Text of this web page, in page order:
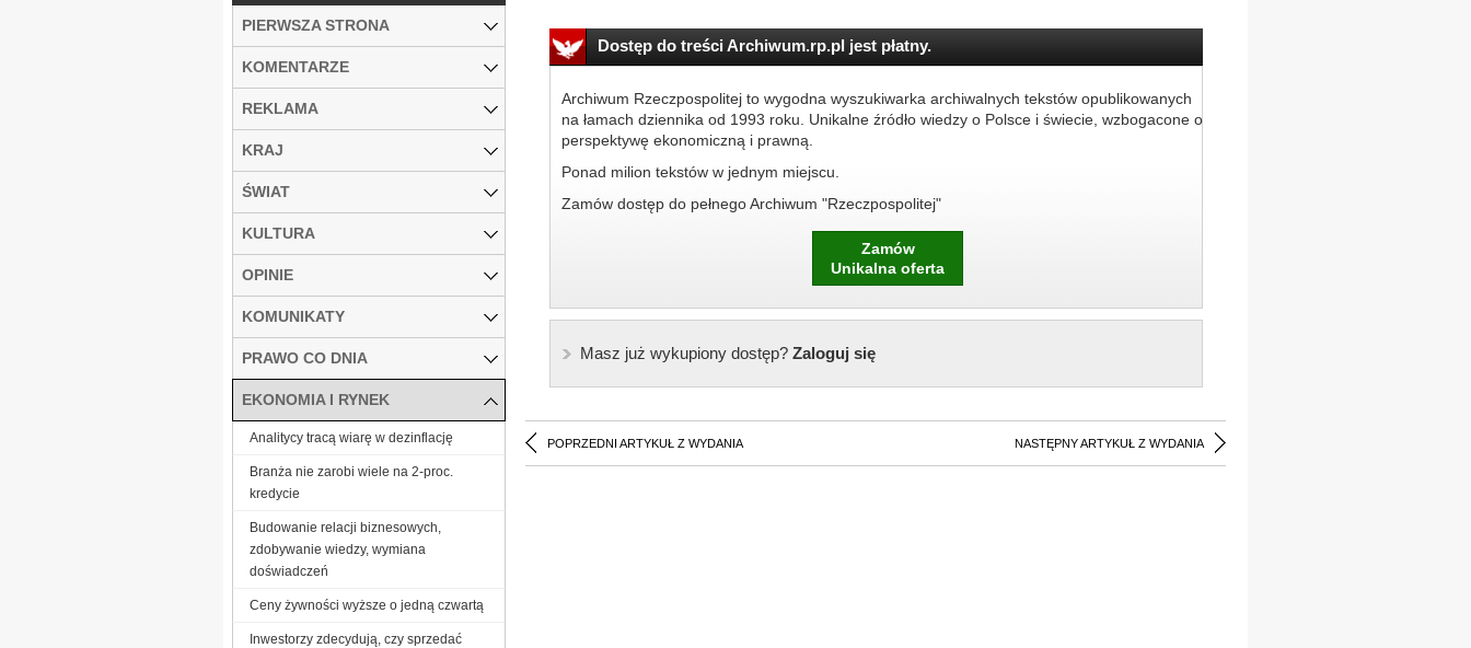
Dostęp do treści Archiwum.rp.pl jest płatny.
Archiwum Rzeczpospolitej to wygodna wyszukiwarka archiwalnych tekstów opublikowanych
na łamach dziennika od 1993 roku. Unikalne źródło wiedzy o Polsce i świecie, wzbogacone o
perspektywę ekonomiczną i prawną.
Ponad milion tekstów w jednym miejscu.
Zamów dostęp do pełnego Archiwum "Rzeczpospolitej"
Zamów
Unikalna oferta
Masz już wykupiony dostęp?Zaloguj się
POPRZEDNI ARTYKUŁ Z WYDANIA NASTĘPNY ARTYKUŁ Z WYDANIA
PIERWSZA STRONA
KOMENTARZE
REKLAMA
KRAJ
ŚWIAT
KULTURA
OPINIE
KOMUNIKATY
PRAWO CO DNIA
EKONOMIA I RYNEK
Analitycy tracą wiarę w dezinflację
Branża nie zarobi wiele na 2-proc.
kredycie
Budowanie relacji biznesowych,
zdobywanie wiedzy, wymiana
doświadczeń
Ceny żywności wyższe o jedną czwartą
Inwestorzy zdecydują, czy sprzedać